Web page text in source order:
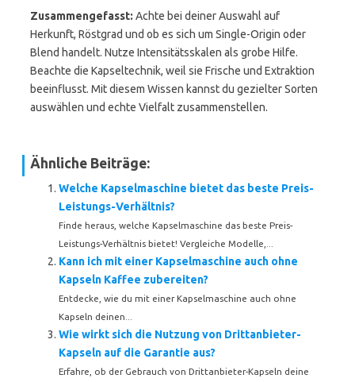
Zusammengefasst: Achte bei deiner Auswahl auf
Herkunft, Röstgrad und ob es sich um Single-Origin oder
Blend handelt. Nutze Intensitätsskalen als grobe Hilfe.
Beachte die Kapseltechnik, weil sie Frische und Extraktion
beeinflusst. Mit diesem Wissen kannst du gezielter Sorten
auswählen und echte Vielfalt zusammenstellen.
Ähnliche Beiträge:
Welche Kapselmaschine bietet das beste Preis-
Leistungs-Verhältnis?
Finde heraus, welche Kapselmaschine das beste Preis-
Leistungs-Verhältnis bietet! Vergleiche Modelle,...
Kann ich mit einer Kapselmaschine auch ohne
Kapseln Kaffee zubereiten?
Entdecke, wie du mit einer Kapselmaschine auch ohne
Kapseln deinen...
Wie wirkt sich die Nutzung von Drittanbieter-
Kapseln auf die Garantie aus?
Erfahre, ob der Gebrauch von Drittanbieter-Kapseln deine